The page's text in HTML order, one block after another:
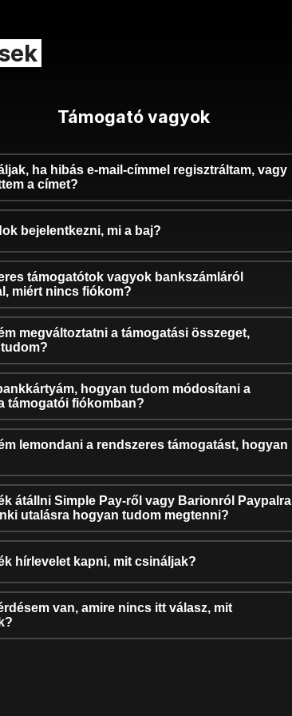
Támogató vagyok
ha hibás e-mail-címmel regisztráltam, vagy
a címet?
bejelentkezni, mi a baj?
támogatótok vagyok bankszámláról
miért nincs fiókom?
megváltoztatni a támogatási összeget,
hogyan tudom módosítani a
támogatói fiókomban?
lemondani a rendszeres támogatást, hogyan
átállni Simple Pay-ről vagy Barionról Paypalra
utalásra hogyan tudom megtenni?
hírlevelet kapni, mit csináljak?
van, amire nincs itt válasz, mit